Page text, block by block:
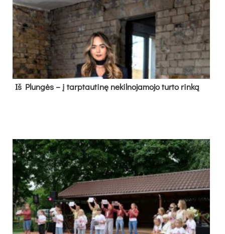
Iš Plungės – į tarptautinę nekilnojamojo turto rinką